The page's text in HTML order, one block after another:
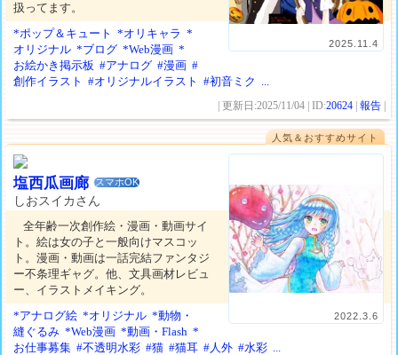
2025.11.4
扱ってます。
*ポップ＆キュート
*オリキャラ *
オリジナル *ブログ *Web漫画 *
お絵かき掲示板 #アナログ #漫画 #
創作イラスト
#オリジナルイラスト #初音ミク ...
| 更新日:2025/11/04 | ID:20624 |報告
人気＆おすすめサイト
2022.3.6
塩西瓜画廊 スマホOK
しおスイカさん
全年齢一次創作絵・漫画・動画サイ
ト。絵は女の子と一般向けマスコッ
ト。漫画・動画は一話完結ファンタジ
ー不条理ギャグ。他、文具画材レビュ
ー、イラストメイキング。
*アナログ絵 *オリジナル *動物・
縫ぐるみ *Web漫画 *動画・Flash *
お仕事募集 #不透明水彩 #猫 #猫耳 #人外 #水彩 ...